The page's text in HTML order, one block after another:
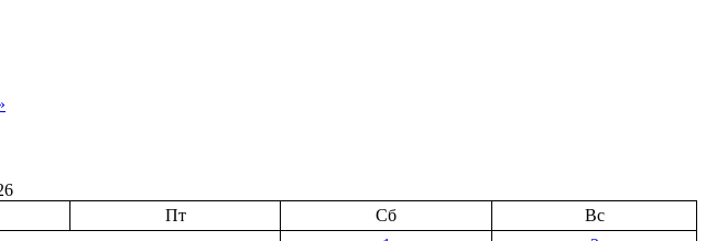
Пт Сб
Вс